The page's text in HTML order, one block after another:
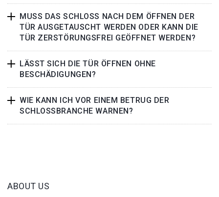
MUSS DAS SCHLOSS NACH DEM ÖFFNEN DER
TÜR AUSGETAUSCHT WERDEN ODER KANN DIE
TÜR ZERSTÖRUNGSFREI GEÖFFNET WERDEN?
LÄSST SICH DIE TÜR ÖFFNEN OHNE
BESCHÄDIGUNGEN?
WIE KANN ICH VOR EINEM BETRUG DER
SCHLOSSBRANCHE WARNEN?
ABOUT US